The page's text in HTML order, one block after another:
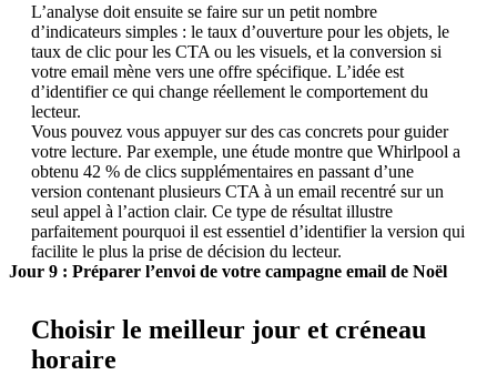
L’analyse doit ensuite se faire sur un petit nombre
d’indicateurs simples : le taux d’ouverture pour les objets, le
taux de clic pour les CTA ou les visuels, et la conversion si
votre email mène vers une offre spécifique. L’idée est
d’identifier ce qui change réellement le comportement du
lecteur.
Vous pouvez vous appuyer sur des cas concrets pour guider
votre lecture. Par exemple, une étude montre que Whirlpool a
obtenu 42 % de clics supplémentaires en passant d’une
version contenant plusieurs CTA à un email recentré sur un
seul appel à l’action clair. Ce type de résultat illustre
parfaitement pourquoi il est essentiel d’identifier la version qui
facilite le plus la prise de décision du lecteur.
Jour 9 : Préparer l’envoi de votre campagne email de Noël
Choisir le meilleur jour et créneau
horaire